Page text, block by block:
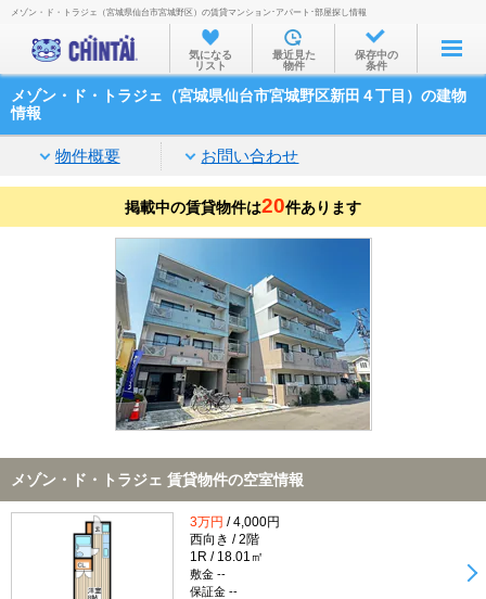
お部屋を探す
沿線・駅から
家賃相場から
通勤通学時間から
物件特集から
TOP
メゾン・ド・トラジェ（宮城県仙台市宮城野区）の賃貸マンション･アパート･部屋探し情報
気になる
リスト
最近見た
物件
保存中の
条件
メゾン・ド・トラジェ（宮城県仙台市宮城野区新田４丁目）の建物
情報
物件概要 お問い合わせ
掲載中の賃貸物件は20件あります
メゾン・ド・トラジェ 賃貸物件の空室情報
3万円 / 4,000円
西向き / 2階
1R / 18.01㎡
敷金 --
保証金 --